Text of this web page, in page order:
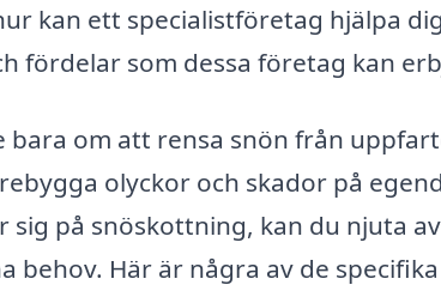
kan ett specialistföretag hjälpa
fördelar som dessa företag kan
om att rensa snön från
olyckor och skador på
på snöskottning, kan du njuta
behov. Här är några av de